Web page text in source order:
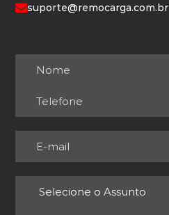
suporte@remocarga.com.br